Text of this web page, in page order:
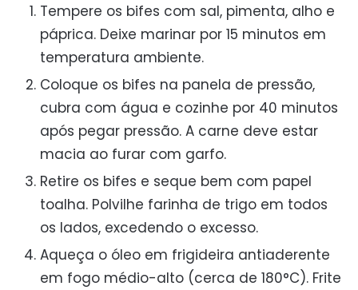
Tempere os bifes com sal, pimenta, alho e
páprica. Deixe marinar por 15 minutos em
temperatura ambiente.
Coloque os bifes na panela de pressão,
cubra com água e cozinhe por 40 minutos
após pegar pressão. A carne deve estar
macia ao furar com garfo.
Retire os bifes e seque bem com papel
toalha. Polvilhe farinha de trigo em todos
os lados, excedendo o excesso.
Aqueça o óleo em frigideira antiaderente
em fogo médio-alto (cerca de 180°C). Frite